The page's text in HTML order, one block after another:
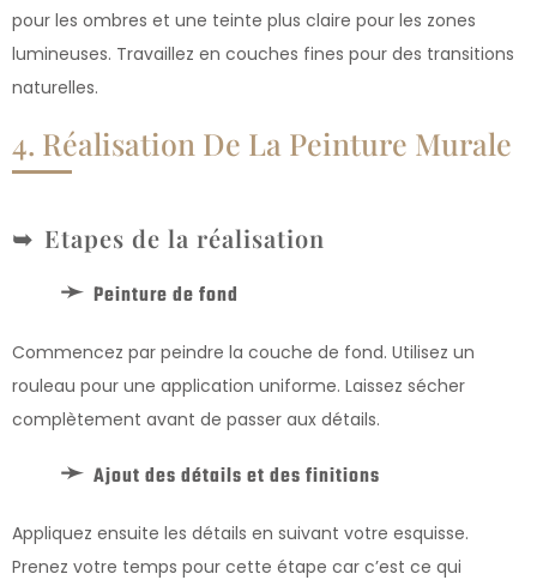
pour les ombres et une teinte plus claire pour les zones
lumineuses. Travaillez en couches fines pour des transitions
naturelles.
4. Réalisation De La Peinture Murale
Etapes de la réalisation
Peinture de fond
Commencez par peindre la couche de fond. Utilisez un
rouleau pour une application uniforme. Laissez sécher
complètement avant de passer aux détails.
Ajout des détails et des finitions
Appliquez ensuite les détails en suivant votre esquisse.
Prenez votre temps pour cette étape car c’est ce qui